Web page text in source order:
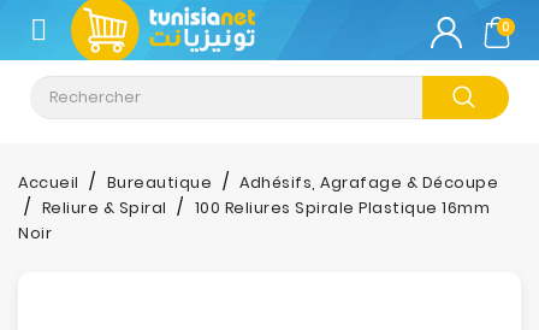
CATÉGORIE
Climatisation
Informatique
Téléphonie
0
Accueil Bureautique
Adhésifs, Agrafage & Découpe
Reliure & Spiral
100 Reliures Spirale Plastique 16mm
Noir